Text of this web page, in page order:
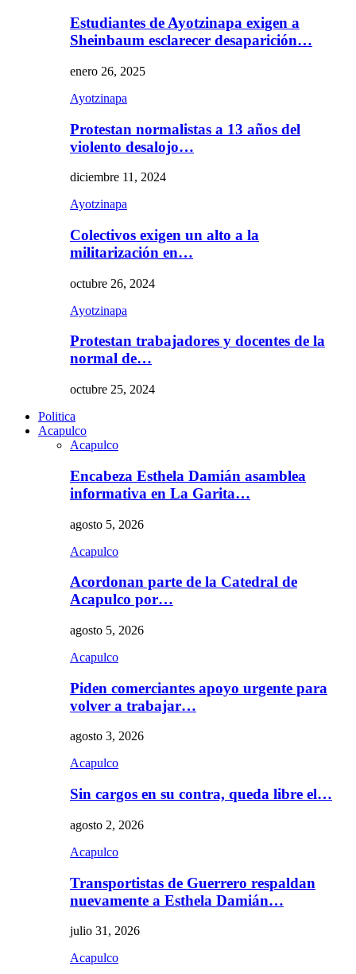
Estudiantes de Ayotzinapa exigen a
Sheinbaum esclarecer desaparición…
enero 26, 2025
Ayotzinapa
Protestan normalistas a 13 años del
violento desalojo…
diciembre 11, 2024
Ayotzinapa
Colectivos exigen un alto a la
militarización en…
octubre 26, 2024
Ayotzinapa
Protestan trabajadores y docentes de la
normal de…
octubre 25, 2024
Politica
Acapulco
Acapulco
Encabeza Esthela Damián asamblea
informativa en La Garita…
agosto 5, 2026
Acapulco
Acordonan parte de la Catedral de
Acapulco por…
agosto 5, 2026
Acapulco
Piden comerciantes apoyo urgente para
volver a trabajar…
agosto 3, 2026
Acapulco
Sin cargos en su contra, queda libre el…
agosto 2, 2026
Acapulco
Transportistas de Guerrero respaldan
nuevamente a Esthela Damián…
julio 31, 2026
Acapulco